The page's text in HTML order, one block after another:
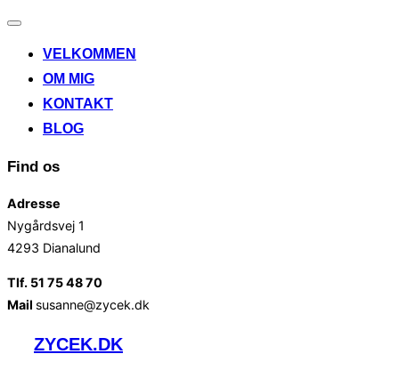
Slå
til/fraVELKOMMEN
OM MIG
KONTAKT
BLOG
Find os
Adresse
Nygårdsvej 1
4293 Dianalund
Tlf. 51 75 48 70
Mail susanne@zycek.dk
VidereZYCEK.DK